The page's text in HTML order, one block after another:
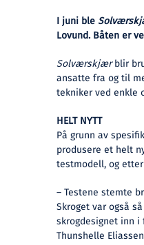
I juni ble
Lovund. Båten er
Solværskjærblir
ansatte fra og til
tekniker ved enkle
HELT NYTT
På grunn av
produsere et helt
testmodell, og
– Testene stemte
Skroget var også
skrogdesignet inn
Thunshelle